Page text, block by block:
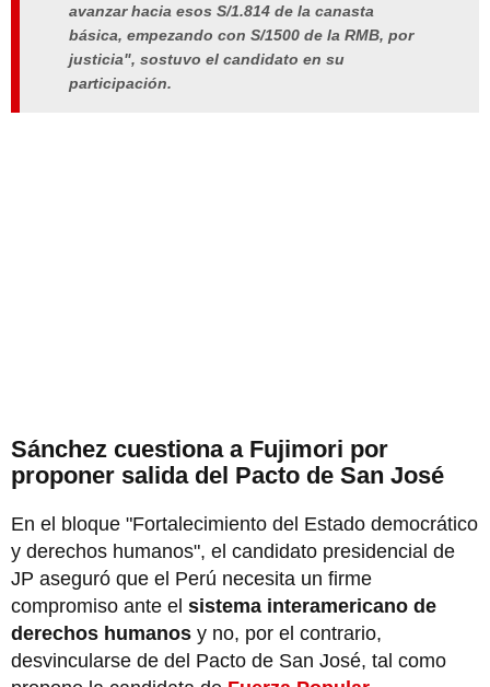
avanzar hacia esos S/1.814 de la canasta
básica, empezando con S/1500 de la RMB, por
justicia", sostuvo el candidato en su
participación.
Sánchez cuestiona a Fujimori por
proponer salida del Pacto de San José
En el bloque "Fortalecimiento del Estado democrático
y derechos humanos", el candidato presidencial de
JP aseguró que el Perú necesita un firme
compromiso ante el sistema interamericano de
derechos humanos y no, por el contrario,
desvincularse de del Pacto de San José, tal como